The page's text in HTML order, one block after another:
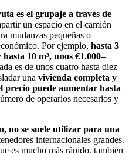
es el grupaje a través de
un espacio en el camión
mudanzas pequeñas o
Por ejemplo, hasta 3
10 m³, unos €1.000–
es de unos cuatro hasta diez
una vivienda completa y
precio puede aumentar hasta
de operarios necesarios y
no se suele utilizar para una
internacionales grandes.
es mucho más rápido, también